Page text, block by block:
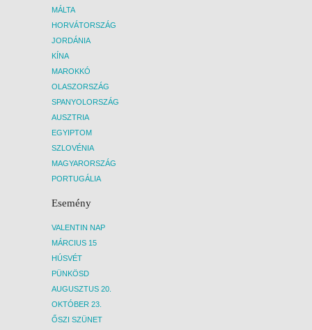
MÁLTA
HORVÁTORSZÁG
JORDÁNIA
KÍNA
MAROKKÓ
OLASZORSZÁG
SPANYOLORSZÁG
AUSZTRIA
EGYIPTOM
SZLOVÉNIA
MAGYARORSZÁG
PORTUGÁLIA
Esemény
VALENTIN NAP
MÁRCIUS 15
HÚSVÉT
PÜNKÖSD
AUGUSZTUS 20.
OKTÓBER 23.
ŐSZI SZÜNET